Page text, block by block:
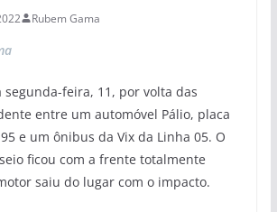
Rubem Gama
segunda-feira, 11, por volta das
entre um automóvel Pálio, placa
e um ônibus da Vix da Linha 05. O
ficou com a frente totalmente
saiu do lugar com o impacto.